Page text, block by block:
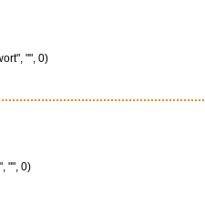
"", 0)
"", 0)